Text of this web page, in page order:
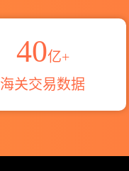
40亿+
海关交易数据